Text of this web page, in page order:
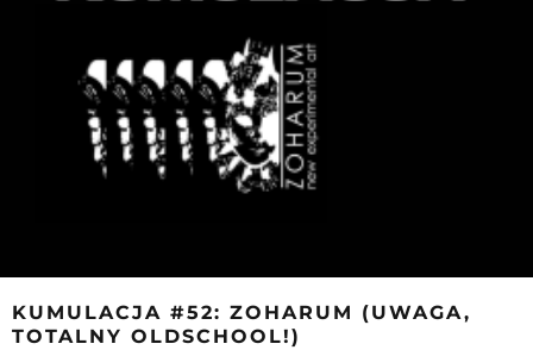
KUMULACJA #52: ZOHARUM (UWAGA,
TOTALNY OLDSCHOOL!)